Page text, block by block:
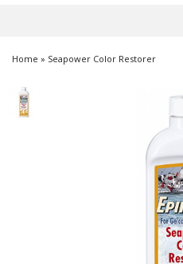
Home » Seapower Color Restorer